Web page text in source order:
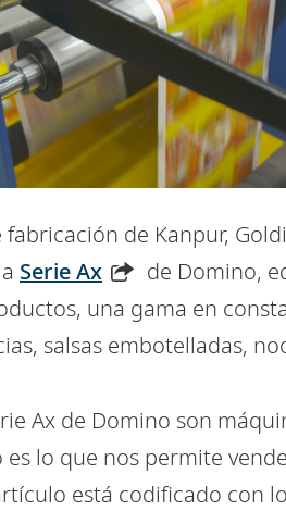
de Kanpur,
Serie Ax
de Domino,
una gama en
salsas embotelladas,
Ax de Domino son
es lo que nos permite
está codificado con